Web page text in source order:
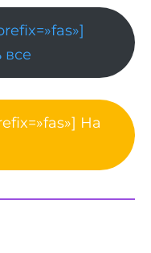
все
На